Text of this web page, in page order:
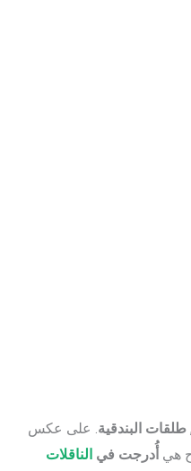
طلقات البندقية. على عكس
هي أُدرجت في الناقلات